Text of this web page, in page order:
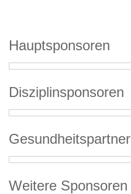
Hauptsponsoren
Disziplinsponsoren
Gesundheitspartner
Weitere Sponsoren